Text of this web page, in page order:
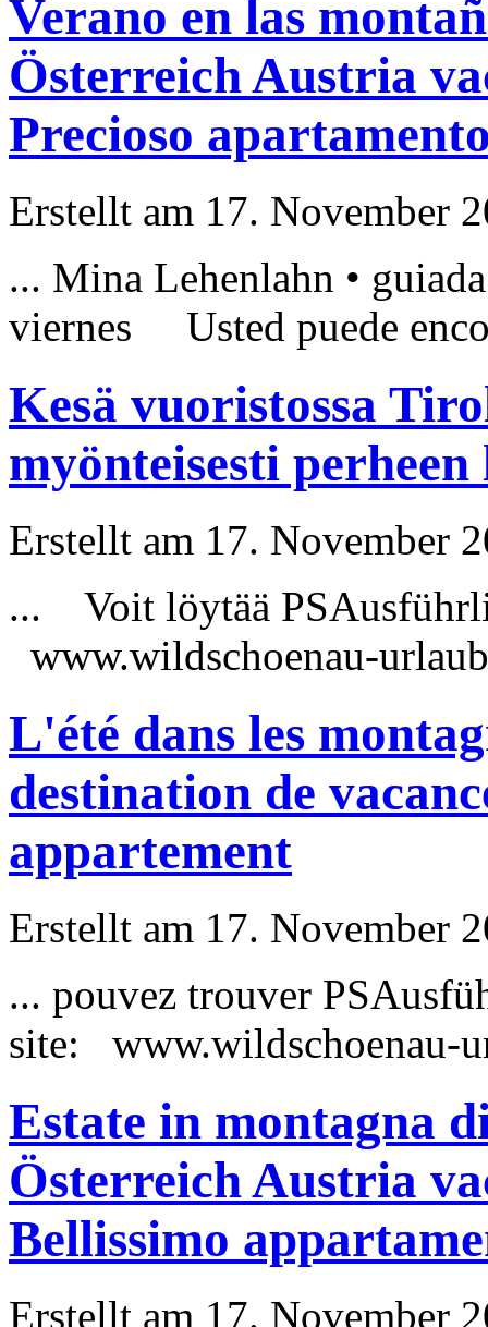
Verano en las
Österreich Austria
Precioso
Erstellt am 17. November
... Mina Lehenlahn •
viernes Usted puede
Kesä vuoristossa
myönteisesti
Erstellt am 17. November
... Voit löytää PS
www.wildschoenau-
L'été dans les
destination de
appartement
Erstellt am 17. November
... pouvez trouver PS
site: www.wildschoenau-
Estate in montagna
Österreich Austria
Bellissimo
Erstellt am 17. November